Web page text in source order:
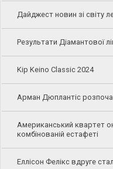
Дайджест новин зі світу
Результати Діамантової
Kip Keino Classic 2024
Арман Дюплантіс
Американський квартет
комбінованій естафеті
Еллісон Фелікс вдруге